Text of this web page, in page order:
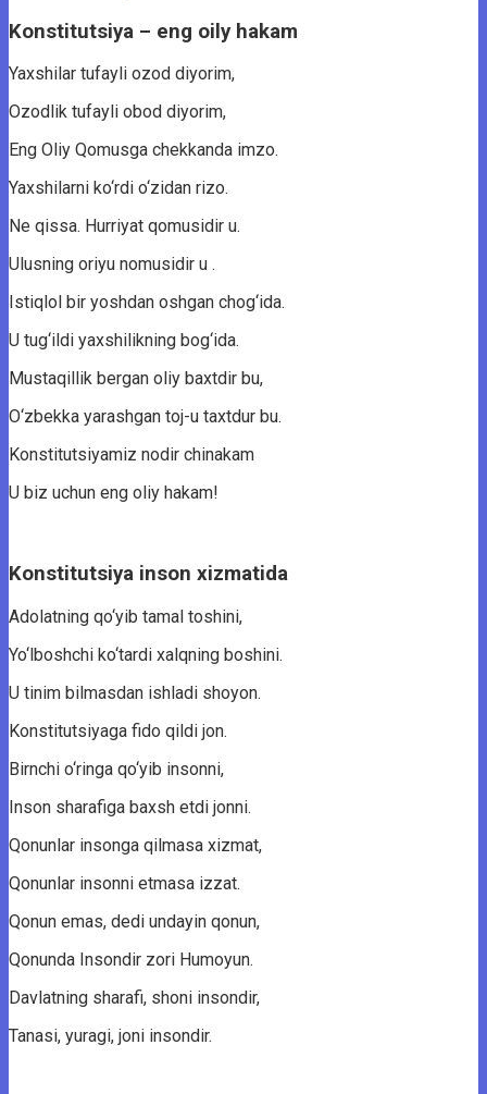
Konstitutsiya – eng oily hakam
Yaxshilar tufayli ozod diyorim,
Ozodlik tufayli obod diyorim,
Eng Oliy Qomusga chekkanda imzo.
Yaxshilarni ko‘rdi o‘zidan rizo.
Ne qissa. Hurriyat qomusidir u.
Ulusning oriyu nomusidir u .
Istiqlol bir yoshdan oshgan chog‘ida.
U tug‘ildi yaxshilikning bog‘ida.
Mustaqillik bergan oliy baxtdir bu,
O‘zbekka yarashgan toj-u taxtdur bu.
Konstitutsiyamiz nodir chinakam
U biz uchun eng oliy hakam!
Konstitutsiya inson xizmatida
Adolatning qo‘yib tamal toshini,
Yo‘lboshchi ko‘tardi xalqning boshini.
U tinim bilmasdan ishladi shoyon.
Konstitutsiyaga fido qildi jon.
Birnchi o‘ringa qo‘yib insonni,
Inson sharafiga baxsh etdi jonni.
Qonunlar insonga qilmasa xizmat,
Qonunlar insonni etmasa izzat.
Qonun emas, dedi undayin qonun,
Qonunda Insondir zori Humoyun.
Davlatning sharafi, shoni insondir,
Tanasi, yuragi, joni insondir.